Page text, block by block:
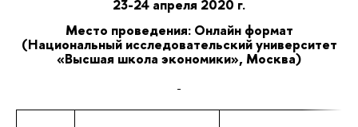
23-24 апреля 2020 г.
Место проведения: Онлайн формат
(Национальный исследовательский университет
«Высшая школа экономики», Москва)